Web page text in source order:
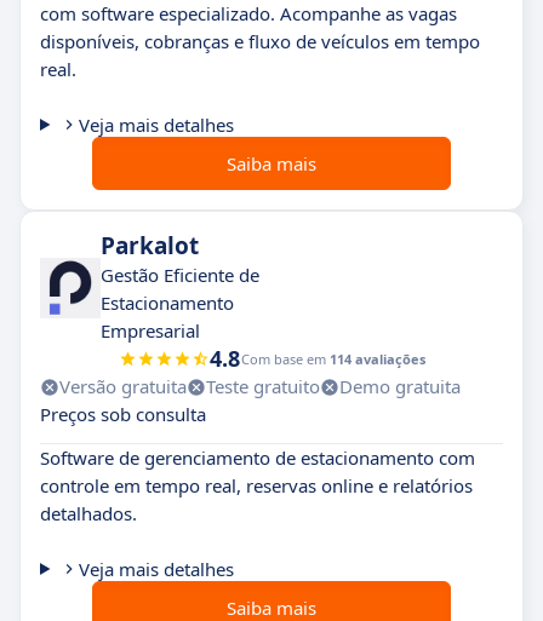
com software especializado. Acompanhe as vagas
disponíveis, cobranças e fluxo de veículos em tempo
real.
Veja mais detalhes
Saiba mais
Parkalot
Gestão Eficiente de
Estacionamento
Empresarial
4.8Com base em 114 avaliações
Versão gratuita Teste gratuito
Demo gratuita
Preços sob consulta
Software de gerenciamento de estacionamento com
controle em tempo real, reservas online e relatórios
detalhados.
Veja mais detalhes
Saiba mais